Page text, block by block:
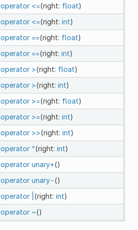
operator <=(right: float)
operator <=(right: int)
operator ==(right: float)
operator ==(right: int)
operator >(right: float)
operator >(right: int)
operator >=(right: float)
operator >=(right: int)
operator >>(right: int)
operator ^(right: int)
operator unary+()
operator unary-()
operator | (right: int)
operator ~()